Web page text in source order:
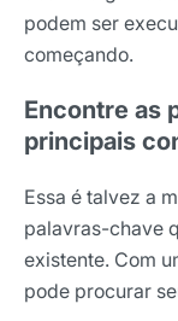
podem ser
começando.
Encontre as
principais
Essa é talvez a
palavras-chave
existente. Com
pode procurar